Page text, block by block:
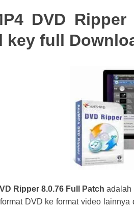
DVD
key full
Ripper 8.0.76 Full Patch adalah
DVD ke format video